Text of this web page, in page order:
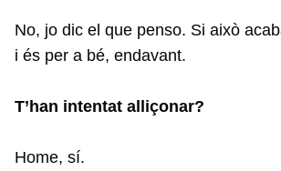
No, jo dic el que penso. Si això
i és per a bé, endavant.
T’han intentat alliçonar?
Home, sí.